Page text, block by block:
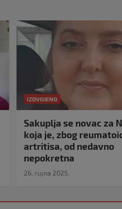
IZDVOJENO
Sakuplja se novac za
koja je, zbog
artritisa, od nedavno
nepokretna
26. rujna 2025.